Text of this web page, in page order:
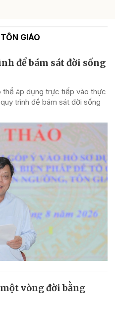
GIÁO
để bám sát đời sống
thể áp dụng trực tiếp vào thực
trình để bám sát đời sống
vòng đời bằng